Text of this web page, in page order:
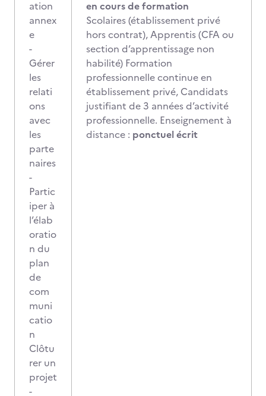
ation
annex
e
-
Gérer
les
relati
ons
avec
les
parte
naires
-
Partic
iper à
l’élab
oratio
n du
plan
de
com
muni
catio
n
Clôtu
rer un
projet
-
en cours de formation
Scolaires (établissement privé
hors contrat), Apprentis (CFA ou
section d’apprentissage non
habilité) Formation
professionnelle continue en
établissement privé, Candidats
justifiant de 3 années d’activité
professionnelle. Enseignement à
distance : ponctuel écrit